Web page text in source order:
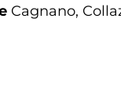
Cagnano,